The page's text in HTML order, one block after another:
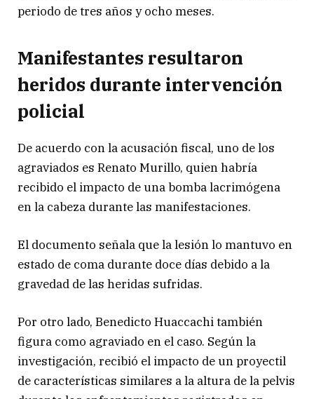
periodo de tres años y ocho meses.
Manifestantes resultaron
heridos durante intervención
policial
De acuerdo con la acusación fiscal, uno de los
agraviados es Renato Murillo, quien habría
recibido el impacto de una bomba lacrimógena
en la cabeza durante las manifestaciones.
El documento señala que la lesión lo mantuvo en
estado de coma durante doce días debido a la
gravedad de las heridas sufridas.
Por otro lado, Benedicto Huaccachi también
figura como agraviado en el caso. Según la
investigación, recibió el impacto de un proyectil
de características similares a la altura de la pelvis